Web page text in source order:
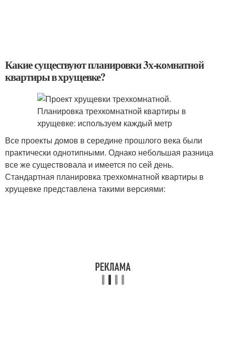
Какие существуют планировки 3х-комнатной
квартиры в хрущевке?
Все проекты домов в середине прошлого века были
практически однотипными. Однако небольшая разница
все же существовала и имеется по сей день.
Стандартная планировка трехкомнатной квартиры в
хрущевке представлена такими версиями: